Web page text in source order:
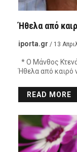
Ήθελα από
iporta.gr / 13
* Ο Μάνθος
Ήθελα από καιρό
READ MORE